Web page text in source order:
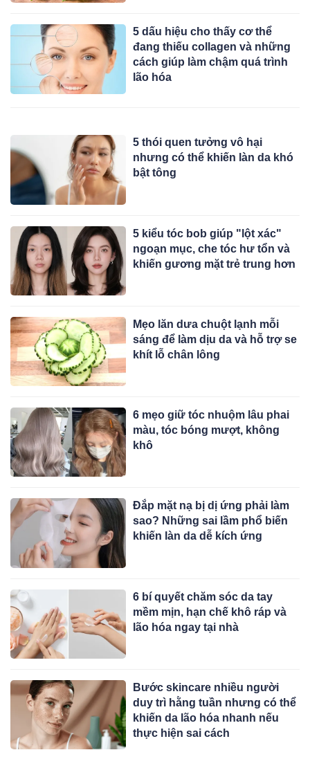
5 dấu hiệu cho thấy cơ thể
đang thiếu collagen và những
cách giúp làm chậm quá trình
lão hóa
5 thói quen tưởng vô hại
nhưng có thể khiến làn da khó
bật tông
5 kiểu tóc bob giúp "lột xác"
ngoạn mục, che tóc hư tổn và
khiến gương mặt trẻ trung hơn
Mẹo lăn dưa chuột lạnh mỗi
sáng để làm dịu da và hỗ trợ se
khít lỗ chân lông
6 mẹo giữ tóc nhuộm lâu phai
màu, tóc bóng mượt, không
khô
Đắp mặt nạ bị dị ứng phải làm
sao? Những sai lầm phổ biến
khiến làn da dễ kích ứng
6 bí quyết chăm sóc da tay
mềm mịn, hạn chế khô ráp và
lão hóa ngay tại nhà
Bước skincare nhiều người
duy trì hằng tuần nhưng có thể
khiến da lão hóa nhanh nếu
thực hiện sai cách